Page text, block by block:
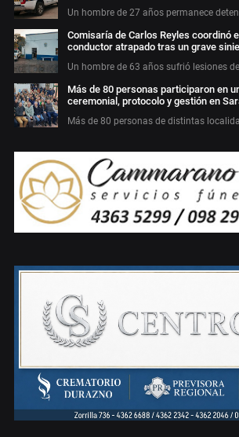
Un hombre de 27 años permanece
Comisaría de Carlos Reyles coordinó
conductor atrapado tras un grave
Un hombre de 63 años sufrió lesiones
Más de 80 personas participaron en
ceremonial, protocolo y gestión en
Más de 80 personas de distintas